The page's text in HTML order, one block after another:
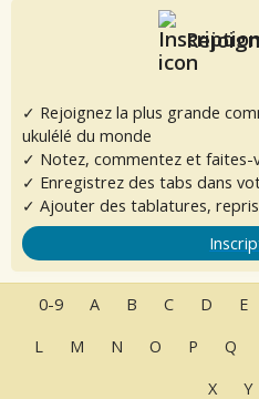
✓ Rejoignez la plus grande
ukulélé du monde
✓ Notez, commentez et faites-
✓ Enregistrez des tabs dans
✓ Ajouter des tablatures,
0-9 A B C D E
L
M N O P Q
X
Y